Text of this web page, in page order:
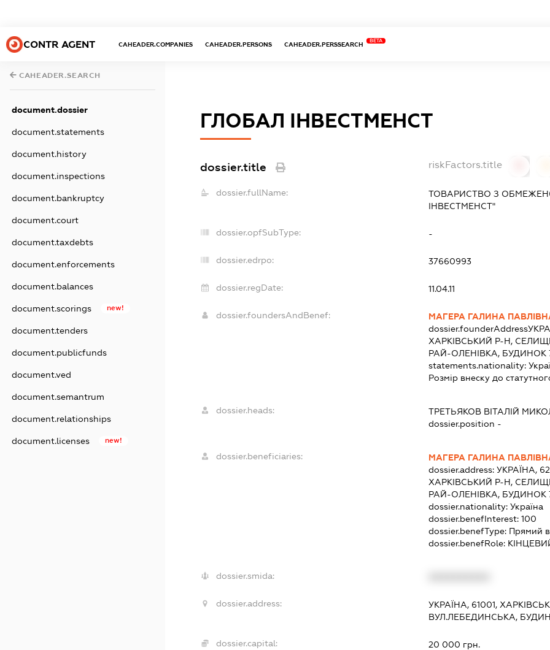
CONTR AGENT CAHEADER.COMPANIES CAHEADER.PERSONS CAHEADER.PERSSEARCH
BETA
CAHEADER.SEARCH
document.dossier
document.statements
document.history
document.inspections
document.bankruptcy
document.court
document.taxdebts
document.enforcements
document.balances
document.scorings new!
document.tenders
document.publicfunds
document.ved
document.semantrum
document.relationships
document.licenses new!
ГЛОБАЛ ІНВЕСТМЕНСТ
dossier.title riskFactors.title
dossier.fullName:
ТОВАРИСТВО З
ІНВЕСТМЕНСТ"
dossier.opfSubType: -
dossier.edrpo: 37660993
dossier.regDate: 11.04.11
dossier.foundersAndBenef:
МАГЕРА ГАЛИНА
dossier.founderAddress
ХАРКІВСЬКИЙ Р-Н,
РАЙ-ОЛЕНІВКА, БУДИНОК
statements.nationality:
Розмір внеску до
dossier.heads: ТРЕТЬЯКОВ ВІТАЛІЙ
dossier.position -
dossier.beneficiaries:
МАГЕРА ГАЛИНА
dossier.address: УКРАЇНА,
ХАРКІВСЬКИЙ Р-Н,
РАЙ-ОЛЕНІВКА, БУДИНОК
dossier.nationality: Україна
dossier.benefInterest: 100
dossier.benefType: Прямий
dossier.benefRole:
dossier.smida:
dossier.address:
УКРАЇНА, 61001,
ВУЛ.ЛЕБЕДИНСЬКА,
dossier.capital: 20 000 грн.